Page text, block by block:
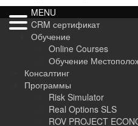
MENU
CRM сертификат
Обучение
Online Courses
Обучение
Консалтинг
Программы
Risk Simulator
Real Options SLS
ROV PROJECT